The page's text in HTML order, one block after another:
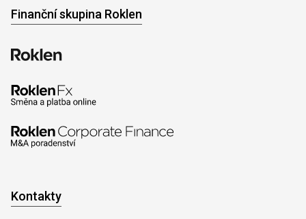
Finanční skupina Roklen
Kontakty